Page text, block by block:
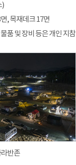
)
, 목재데크 17면
품 및 장비 등은 개인 지참
라반존